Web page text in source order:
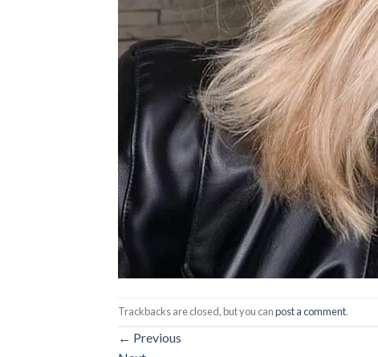
Trackbacks are closed, but you canpost a comment.
← Previous